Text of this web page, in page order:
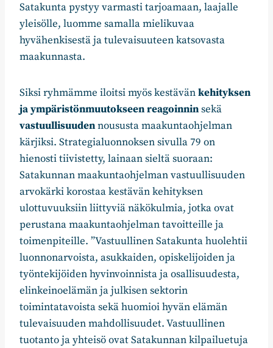
Satakunta pystyy varmasti tarjoamaan, laajalle
yleisölle, luomme samalla mielikuvaa
hyvähenkisestä ja tulevaisuuteen katsovasta
maakunnasta.
Siksi ryhmämme iloitsi myös kestävänkehityksen
ja ympäristönmuutokseen reagoinninsekä
vastuullisuudennoususta maakuntaohjelman
kärjiksi. Strategialuonnoksen sivulla 79 on
hienosti tiivistetty, lainaan sieltä suoraan:
Satakunnan maakuntaohjelman vastuullisuuden
arvokärki korostaa kestävän kehityksen
ulottuvuuksiin liittyviä näkökulmia, jotka ovat
perustana maakuntaohjelman tavoitteille ja
toimenpiteille. ”Vastuullinen Satakunta huolehtii
luonnonarvoista, asukkaiden, opiskelijoiden ja
työntekijöiden hyvinvoinnista ja osallisuudesta,
elinkeinoelämän ja julkisen sektorin
toimintatavoista sekä huomioi hyvän elämän
tulevaisuuden mahdollisuudet. Vastuullinen
tuotanto ja yhteisö ovat Satakunnan kilpailuetuja